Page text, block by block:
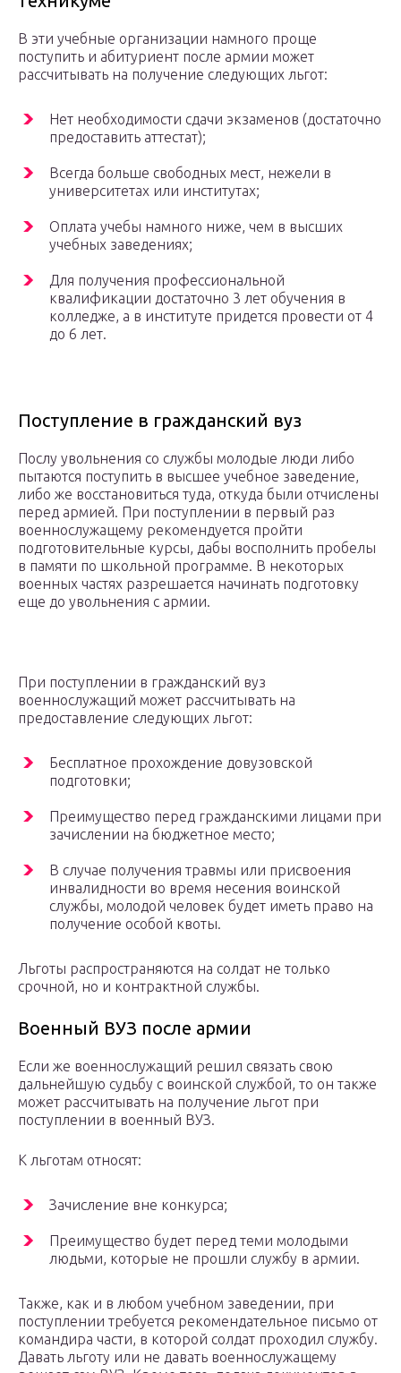
В эти учебные организации намного проще
поступить и абитуриент после армии может
рассчитывать на получение следующих льгот:
Нет необходимости сдачи экзаменов (достаточно
предоставить аттестат);
Всегда больше свободных мест, нежели в
университетах или институтах;
Оплата учебы намного ниже, чем в высших
учебных заведениях;
Для получения профессиональной
квалификации достаточно 3 лет обучения в
колледже, а в институте придется провести от 4
до 6 лет.
Поступление в гражданский вуз
Послу увольнения со службы молодые люди либо
пытаются поступить в высшее учебное заведение,
либо же восстановиться туда, откуда были отчислены
перед армией. При поступлении в первый раз
военнослужащему рекомендуется пройти
подготовительные курсы, дабы восполнить пробелы
в памяти по школьной программе. В некоторых
военных частях разрешается начинать подготовку
еще до увольнения с армии.
При поступлении в гражданский вуз
военнослужащий может рассчитывать на
предоставление следующих льгот:
Бесплатное прохождение довузовской
подготовки;
Преимущество перед гражданскими лицами при
зачислении на бюджетное место;
В случае получения травмы или присвоения
инвалидности во время несения воинской
службы, молодой человек будет иметь право на
получение особой квоты.
Льготы распространяются на солдат не только
срочной, но и контрактной службы.
Военный ВУЗ после армии
Если же военнослужащий решил связать свою
дальнейшую судьбу с воинской службой, то он также
может рассчитывать на получение льгот при
поступлении в военный ВУЗ.
К льготам относят:
Зачисление вне конкурса;
Преимущество будет перед теми молодыми
людьми, которые не прошли службу в армии.
Также, как и в любом учебном заведении, при
поступлении требуется рекомендательное письмо от
командира части, в которой солдат проходил службу.
Давать льготу или не давать военнослужащему